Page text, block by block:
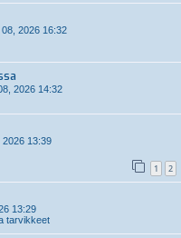
08, 2026 16:32
2026 14:32
2026 13:39
1 2
13:29
tarvikkeet